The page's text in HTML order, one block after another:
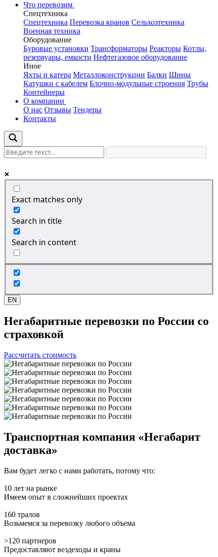
Что перевозим
Спецтехника
Спецтехника Перевозка кранов Сельхозтехника
Военная техника
Оборудование
Буровые установки Трансформаторы Реакторы Котлы,
резервуары, емкости Нефтегазовое оборудование
Иное
Яхты и катера Металлоконструкции Балки Шины
Катушки с кабелем Блочно-модульные строения Трубы
Контейнеры
О компании
О нас Отзывы Тендеры
Контакты
Exact matches only
Search in title
Search in content
EN
Негабаритные перевозки по России со
страховкой
Рассчитать стоимость
Транспортная компания «Негабарит
доставка»
Вам будет легко с нами работать, потому что:
10 лет на рынке
Имеем опыт в сложнейших проектах
160 тралов
Возьмемся за перевозку любого объема
>120 партнеров
Предоставляют вездеходы и краны